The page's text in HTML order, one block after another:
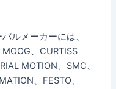
ルメーカーには、
、CURTISS
MOTION、SMC、
、FESTO、